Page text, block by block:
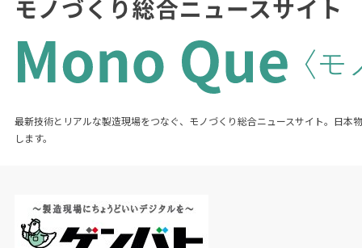
最新技術とリアルな製造現場をつなぐ、モノづくり総合ニュースサイト。日本
します。